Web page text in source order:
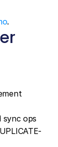
.
sync ops